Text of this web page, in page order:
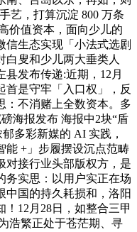
艺，打算沉淀 800 万条
价值资本，面向少儿的
信生态实现「小法式选剧
白叟和少儿两大垂类人
发布传递:近期，12月
首是守牢「入口权」，反
：不消赌上全数资本。多
海报发布 海报中2块“盾
多彩新媒的 AI 实践，
能 +」步履摆设沉点范畴
对接行业头部版权方，是
务实思：以用户实正在场
中国的持久耗损和，洛阳
12月28日，如整合三甲
浩繁正处于苍茫期、寻